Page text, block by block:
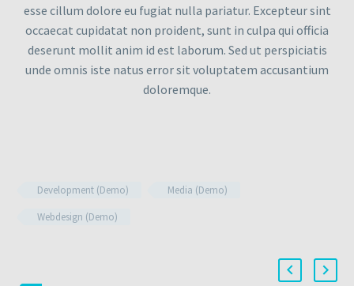
esse cillum dolore eu fugiat nulla pariatur. Excepteur sint
occaecat cupidatat non proident, sunt in culpa qui officia
deserunt mollit anim id est laborum. Sed ut perspiciatis
unde omnis iste natus error sit voluptatem accusantium
doloremque.
Development (Demo)
Media (Demo)
Webdesign (Demo)